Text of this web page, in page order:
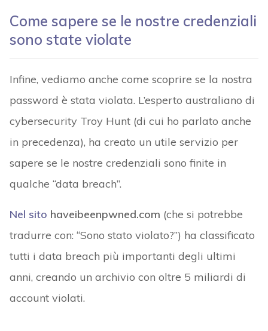
Come sapere se le nostre credenziali
sono state violate
Infine, vediamo anche come scoprire se la nostra
password è stata violata. L’esperto australiano di
cybersecurity Troy Hunt (di cui ho parlato anche
in precedenza), ha creato un utile servizio per
sapere se le nostre credenziali sono finite in
qualche “data breach”.
Nel sito haveibeenpwned.com (che si potrebbe
tradurre con: “Sono stato violato?”) ha classificato
tutti i data breach più importanti degli ultimi
anni, creando un archivio con oltre 5 miliardi di
account violati.